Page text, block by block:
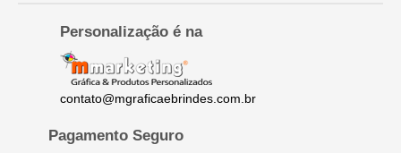
Personalização é na
contato@mgraficaebrindes.com.br
Pagamento Seguro